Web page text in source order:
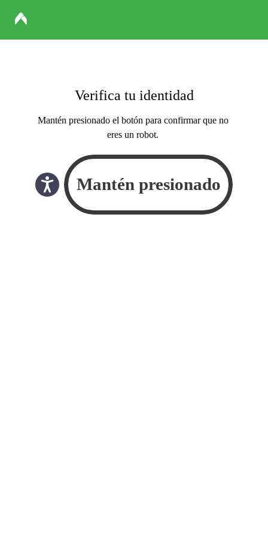
Verifica tu identidad
Mantén presionado el botón para confirmar que no
eres un robot.